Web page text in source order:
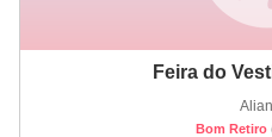
Feira do
Bom Retiro